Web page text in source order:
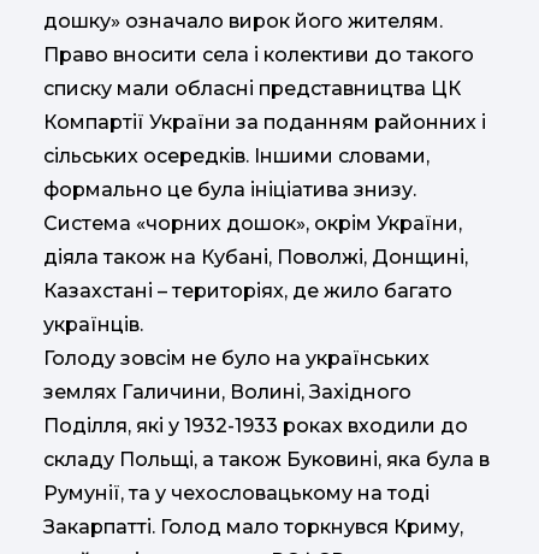
дошку» означало вирок його жителям.
Право вносити села і колективи до такого
списку мали обласні представництва ЦК
Компартії України за поданням районних і
сільських осередків. Іншими словами,
формально це була ініціатива знизу.
Система «чорних дошок», окрім України,
діяла також на Кубані, Поволжі, Донщині,
Казахстані – територіях, де жило багато
українців.
Голоду зовсім не було на українських
землях Галичини, Волині, Західного
Поділля, які у 1932-1933 роках входили до
складу Польщі, а також Буковині, яка була в
Румунії, та у чехословацькому на тоді
Закарпатті. Голод мало торкнувся Криму,